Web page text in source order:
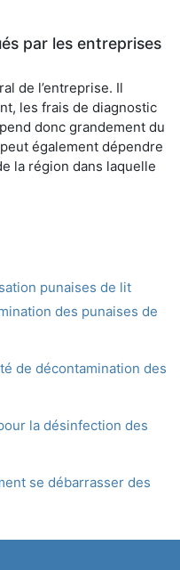
par les entreprises
de l’entreprise. Il
les frais de diagnostic
donc grandement du
également dépendre
la région dans laquelle
punaises de lit
des punaises de
de décontamination des
la désinfection des
se débarrasser des